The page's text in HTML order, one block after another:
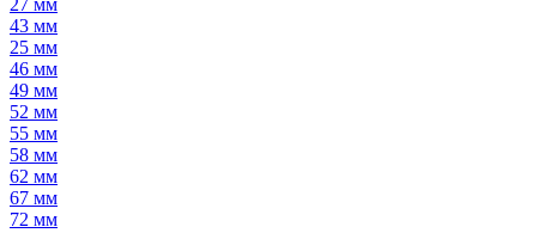
27 мм
43 мм
25 мм
46 мм
49 мм
52 мм
55 мм
58 мм
62 мм
67 мм
72 мм